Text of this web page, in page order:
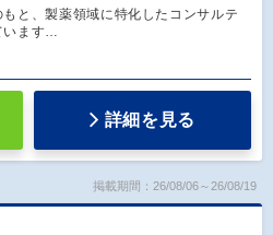
もと、製薬領域に特化したコンサルテ
います…
詳細を見る
掲載期間：26/08/06～26/08/19